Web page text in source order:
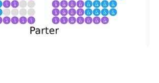
r3
5
r3
6
r3
9
r3
10
r3
11
r3
12
r3
13
r3
14
r3
15
r3
16
r2
9
r2
10
r2
11
r2
12
r2
13
r2
14
r2
15
r2
16
r1
4
r1
5
r1
6
r1
7
r1
8
r1
9
r1
10
r1
11
r1
12
r1
13
r1
14